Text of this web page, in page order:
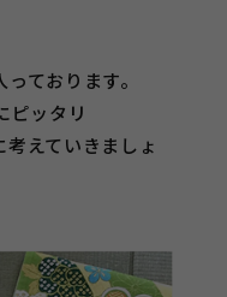
ております。
ピッタリ
えていきましょ